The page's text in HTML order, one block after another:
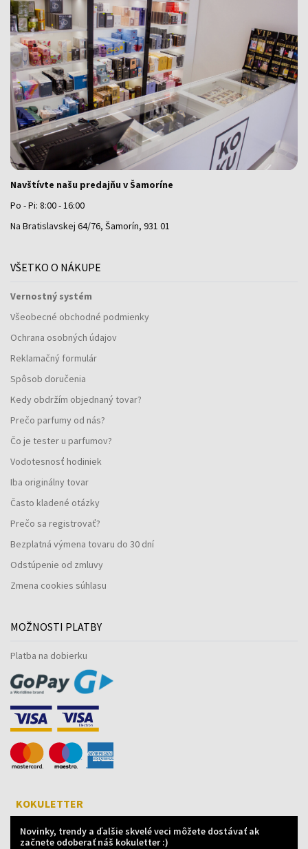
Navštívte našu predajňu v Šamoríne
Po - Pi: 8:00 - 16:00
Na Bratislavskej 64/76, Šamorín, 931 01
VŠETKO O NÁKUPE
Vernostný systém
Všeobecné obchodné podmienky
Ochrana osobných údajov
Reklamačný formulár
Spôsob doručenia
Kedy obdržím objednaný tovar?
Prečo parfumy od nás?
Čo je tester u parfumov?
Vodotesnosť hodiniek
Iba originálny tovar
Často kladené otázky
Prečo sa registrovať?
Bezplatná výmena tovaru do 30 dní
Odstúpenie od zmluvy
Zmena cookies súhlasu
MOŽNOSTI PLATBY
Platba na dobierku
KOKULETTER
Novinky, trendy a ďalšie skvelé veci môžete dostávať ak
začnete odoberať náš kokuletter :)